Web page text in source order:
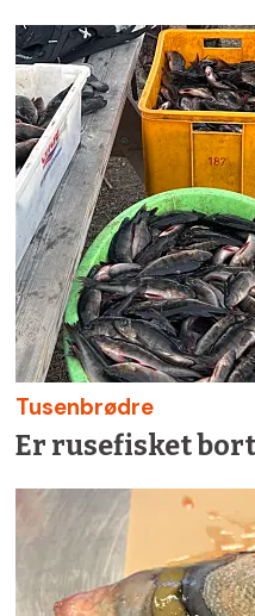
Tusenbrødre
Er rusefisket